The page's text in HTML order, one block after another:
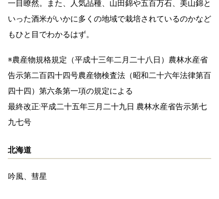
一目瞭然。また、人気品種、山田錦や五百万石、美山錦と
いった酒米がいかに多くの地域で栽培されているのかなど
もひと目でわかるはず。
※農産物規格規定（平成十三年二月二十八日）農林水産省
告示第二百四十四号農産物検査法（昭和二十六年法律第百
四十四）第六条第一項の規定による
最終改正:平成二十五年三月二十九日 農林水産省告示第七
九七号
北海道
吟風、彗星